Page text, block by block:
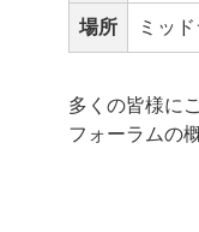
場所 ミッ
多くの皆様に
フォーラムの